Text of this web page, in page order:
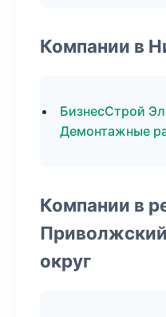
Компании в
БизнесСтрой
Демонтажные
Компании в
округ